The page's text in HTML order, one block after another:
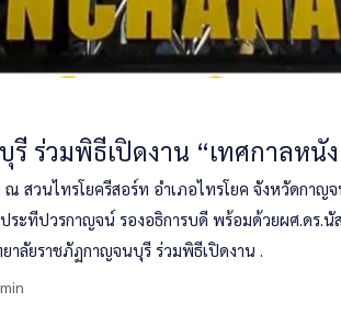
ร่วมพิธีเปิดงาน “เทศกาลหนั
ณ สวนไทรโยครีสอร์ท อำเภอไทรโยค จังหวัดกา
ะทีปวรกาญจน์ รองอธิการบดี พร้อมด้วยผศ.ดร.
ลัยราชภัฏกาญจนบุรี ร่วมพิธีเปิดงาน .